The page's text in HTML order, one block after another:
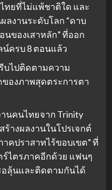
ทยที่ไม่แพ้ชาติใด และ
ลงานระดับโลก “ดาบ
นของเสาหลัก” ที่ออก
น์ครบ 8 ตอนแล้ว
บไปติดตามความ
ของภาพสุดตระการตา
นคนไทยจาก Trinity
ร้างผลงานในโปรเจกต์
คปราสาทไร้ขอบเขต” ที่
ร์ไตรภาคอีกด้วย แฟนๆ
อลุ้นและติดตามกันได้